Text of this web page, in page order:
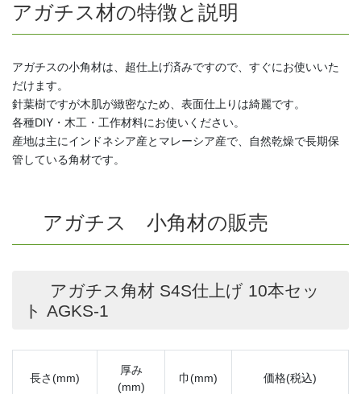
アガチス材の特徴と説明
アガチスの小角材は、超仕上げ済みですので、すぐにお使いいた
だけます。
針葉樹ですが木肌が緻密なため、表面仕上りは綺麗です。
各種DIY・木工・工作材料にお使いください。
産地は主にインドネシア産とマレーシア産で、自然乾燥で長期保
管している角材です。
アガチス 小角材の販売
アガチス角材 S4S仕上げ 10本セッ
ト AGKS-1
長さ(mm)
厚み
(mm)
巾(mm) 価格(税込)